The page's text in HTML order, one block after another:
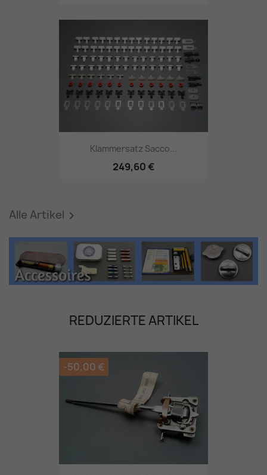
Klammersatz Sacco...
249,60 €
Alle Artikel 
REDUZIERTE ARTIKEL
-50,00 €